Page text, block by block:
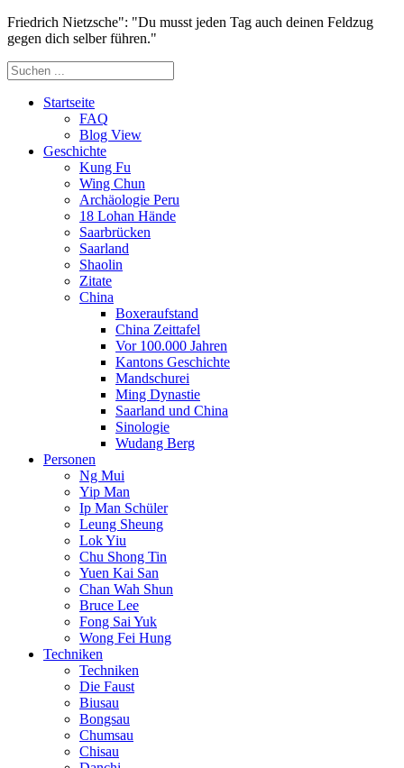
Friedrich Nietzsche": "Du musst jeden Tag auch deinen Feldzug
gegen dich selber führen."
Startseite
FAQ
Blog View
Geschichte
Kung Fu
Wing Chun
Archäologie Peru
18 Lohan Hände
Saarbrücken
Saarland
Shaolin
Zitate
China
Boxeraufstand
China Zeittafel
Vor 100.000 Jahren
Kantons Geschichte
Mandschurei
Ming Dynastie
Saarland und China
Sinologie
Wudang Berg
Personen
Ng Mui
Yip Man
Ip Man Schüler
Leung Sheung
Lok Yiu
Chu Shong Tin
Yuen Kai San
Chan Wah Shun
Bruce Lee
Fong Sai Yuk
Wong Fei Hung
Techniken
Techniken
Die Faust
Biusau
Bongsau
Chumsau
Chisau